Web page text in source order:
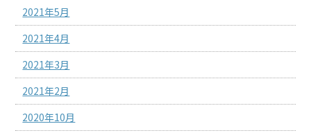
2021年5月
2021年4月
2021年3月
2021年2月
2020年10月